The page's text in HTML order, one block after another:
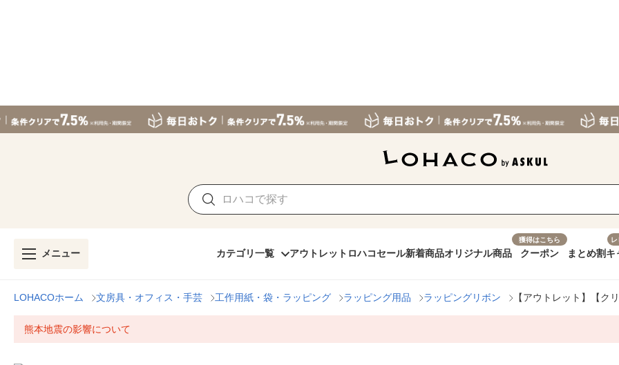
メニュー カテゴリ一覧 アウトレット ロハコセール新着商品オリジナル商品
獲得はこちら
クーポン まとめ割キ
LOHACOホーム 文房具・オフィス・手芸 工作用紙・袋・ラッピング ラッピング用品 ラッピングリボン 【アウトレット】【ク
熊本地震の影響について